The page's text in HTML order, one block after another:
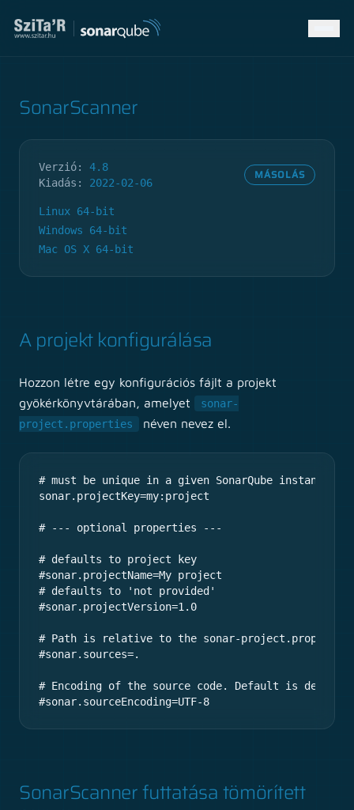
SonarScanner
Verzió: 4.8
Kiadás: 2022-02-06
MÁSOLÁS
Linux 64-bit
Windows 64-bit
Mac OS X 64-bit
A projekt konfigurálása
Hozzon létre egy konfigurációs fájlt a projekt
gyökérkönyvtárában, amelyet
sonar-
project.properties
néven nevez el.
# must be unique in a given SonarQube instance
sonar.projectKey=my:project
# --- optional properties ---
# defaults to project key
#sonar.projectName=My project
# defaults to 'not provided'
#sonar.projectVersion=1.0
# Path is relative to the sonar-
#sonar.sources=.
# Encoding of the source code. Default is default
#sonar.sourceEncoding=UTF-8
SonarScanner futtatása tömörített